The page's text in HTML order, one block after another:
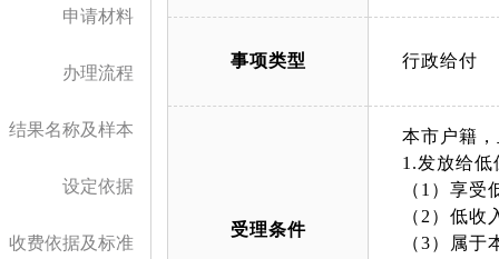
申请材料
办理流程
结果名称及样本
设定依据
收费依据及标准
事项类型 行政给付
受理条件
本市户籍
1.发放给
（1）享
（2）低
（3）属